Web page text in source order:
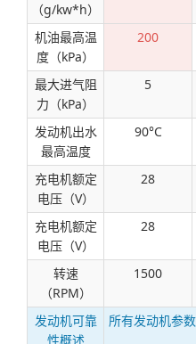
（g/kw*h）
机油最高温
度（kPa）
200
最大进气阻
力（kPa）
5
发动机出水
最高温度
90°C
充电机额定
电压（V）
28
充电机额定
电压（V）
28
转速
（RPM）
1500
发动机可靠
性概述
所有发动机参